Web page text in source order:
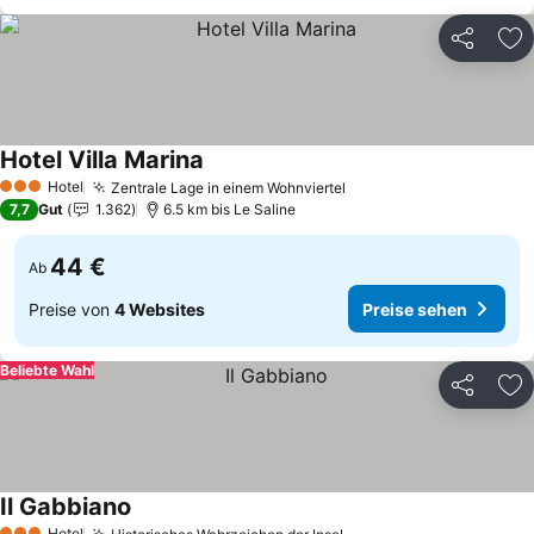
Teilen
3 SterneHotel Zentrale Lage in einem Wohnviertel
Hotel Villa Marina
7,7 Gut 1.362 6.5 km bis Le Saline
Ab 44 €
Preise von 4 Websites Preise sehen
Teilen
Beliebte Wahl
Il Gabbiano